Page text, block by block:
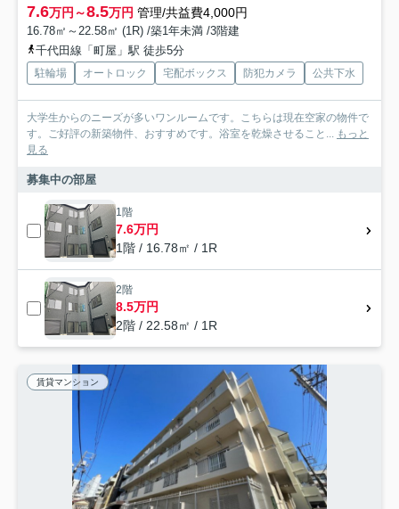
7.6万円～8.5万円 管理/共益費4,000円
16.78㎡～22.58㎡ (1R) /築1年未満 /3階建
千代田線「町屋」駅 徒歩5分
駐輪場 オートロック 宅配ボックス 防犯カメラ 公共下水
大学生からのニーズが多いワンルームです。こちらは現在空家の物件で
す。ご好評の新築物件、おすすめです。浴室を乾燥させること... もっと
見る
募集中の部屋
1階
7.6万円
1階 / 16.78㎡ / 1R
2階
8.5万円
2階 / 22.58㎡ / 1R
賃貸マンション